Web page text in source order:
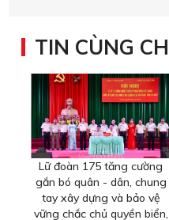
TIN CÙNG
Lữ đoàn 175 tăng cường
gắn bó quân - dân, chung
tay xây dựng và bảo vệ
vững chắc chủ quyền biển,